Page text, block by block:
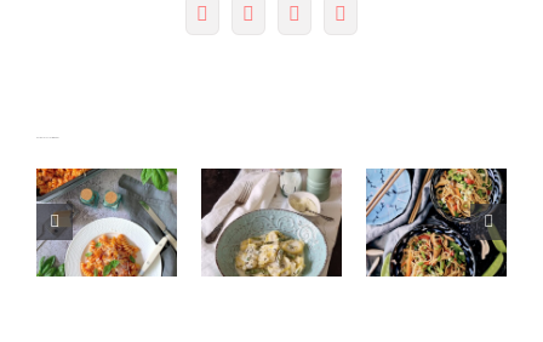
FacebookTwitter Pinterest
electrónico
de tomate
y
pimientos
asados al
con
espárragos
y
chinos
con